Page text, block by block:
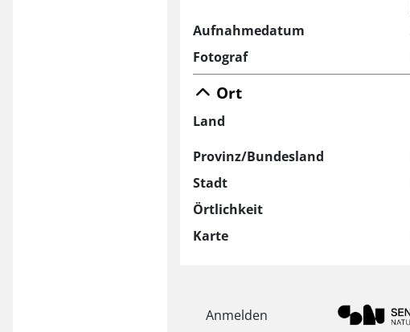
Aufnahmedatum
Fotograf
Ort
Land
Provinz/Bundesland
Stadt
Örtlichkeit
Karte
Anmelden